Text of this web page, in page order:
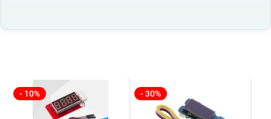
- 10% - 30%